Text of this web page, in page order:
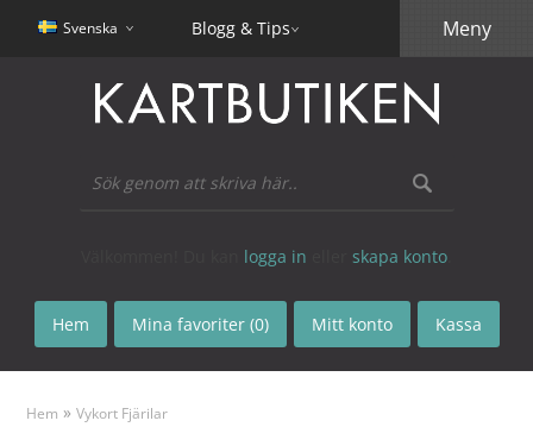
Svenska Blogg & Tips
logga in skapa konto
Hem Mina favoriter (0) Mitt konto Kassa
Meny
Hem »Vykort Fjärilar